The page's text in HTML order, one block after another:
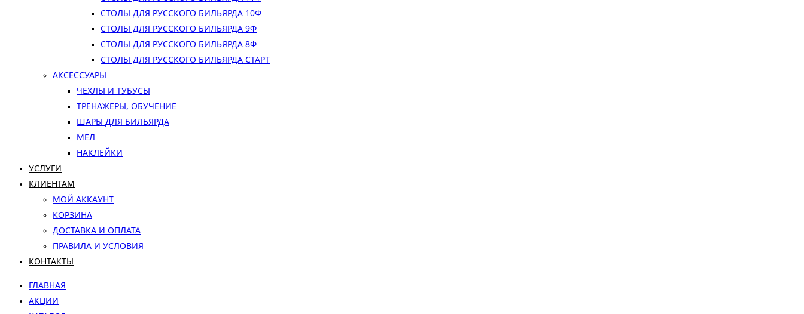
СТОЛЫ ДЛЯ РУССКОГО БИЛЬЯРДА 10Ф
СТОЛЫ ДЛЯ РУССКОГО БИЛЬЯРДА 9Ф
СТОЛЫ ДЛЯ РУССКОГО БИЛЬЯРДА 8Ф
СТОЛЫ ДЛЯ РУССКОГО БИЛЬЯРДА СТАРТ
АКСЕССУАРЫ
ЧЕХЛЫ И ТУБУСЫ
ТРЕНАЖЕРЫ, ОБУЧЕНИЕ
ШАРЫ ДЛЯ БИЛЬЯРДА
МЕЛ
НАКЛЕЙКИ
УСЛУГИ
КЛИЕНТАМ
МОЙ АККАУНТ
КОРЗИНА
ДОСТАВКА И ОПЛАТА
ПРАВИЛА И УСЛОВИЯ
КОНТАКТЫ
ГЛАВНАЯ
АКЦИИ